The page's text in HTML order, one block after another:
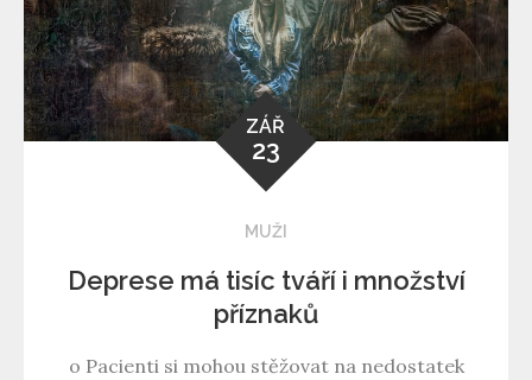
ZÁŘ
23
MUŽI
Deprese má tisíc tváří i množství
příznaků
o Pacienti si mohou stěžovat na nedostatek